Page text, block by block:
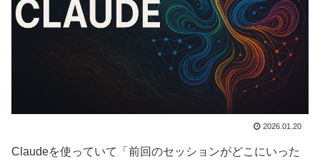
2026.01.20
Claudeを使っていて「前回のセッションがどこにいった